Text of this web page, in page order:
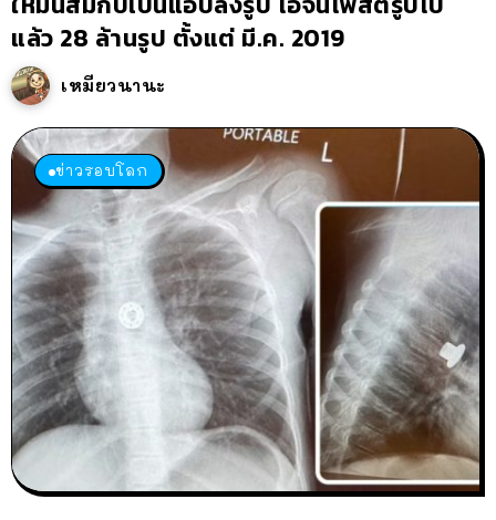
แล้ว 28 ล้านรูป ตั้งแต่ มี.ค. 2019
เหมียวนานะ
ข่าวรอบโลก